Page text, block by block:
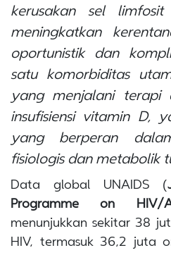
kerusakan sel
meningkatkan
oportunistik dan
satu komorbiditas
yang menjalani terapi
insufisiensi vitamin D,
yang berperan
fisiologis dan metabolik
Data global UNAIDS (
Programme on HIV/
menunjukkan sekitar 38
HIV, termasuk 36,2 juta